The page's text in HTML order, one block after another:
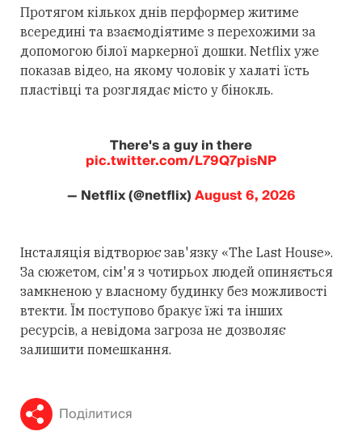
Протягом кількох днів перформер житиме
всередині та взаємодіятиме з перехожими за
допомогою білої маркерної дошки. Netflix уже
показав відео, на якому чоловік у халаті їсть
пластівці та розглядає місто у бінокль.
There's a guy in there
pic.twitter.com/L79Q7pisNP
— Netflix (@netflix)August 6, 2026
Інсталяція відтворює зав'язку «The Last House».
За сюжетом, сім'я з чотирьох людей опиняється
замкненою у власному будинку без можливості
втекти. Їм поступово бракує їжі та інших
ресурсів, а невідома загроза не дозволяє
залишити помешкання.
Поділитися